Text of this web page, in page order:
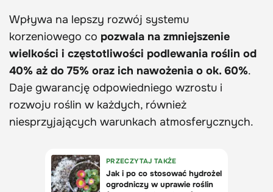
Wpływa na lepszy rozwój systemu
korzeniowego co pozwala na zmniejszenie
wielkości i częstotliwości podlewania roślin od
40% aż do 75% oraz ich nawożenia o ok. 60%.
Daje gwarancję odpowiedniego wzrostu i
rozwoju roślin w każdych, również
niesprzyjających warunkach atmosferycznych.